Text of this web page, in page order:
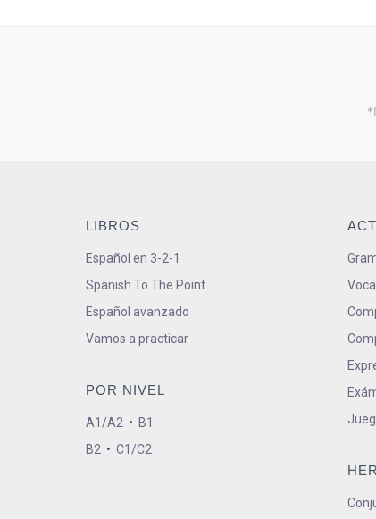
LIBROS
Español en 3-2-1
Spanish To The Point
Español avanzado
Vamos a practicar
POR NIVEL
A1/A2 • B1
B2 • C1/C2